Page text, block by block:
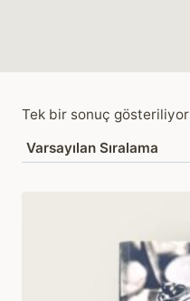
Tek bir sonuç gösteriliyor